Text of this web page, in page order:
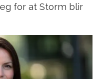
for at Storm blir